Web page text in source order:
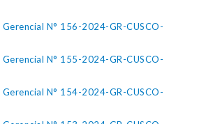
Gerencial N° 156-2024-GR-CUSCO-
Gerencial N° 155-2024-GR-CUSCO-
Gerencial N° 154-2024-GR-CUSCO-